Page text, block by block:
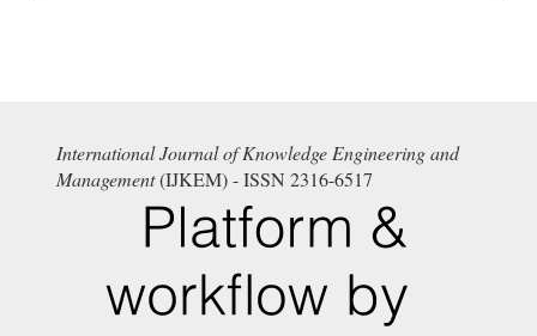
International Journal of Knowledge Engineering and
Management(IJKEM) - ISSN 2316-6517